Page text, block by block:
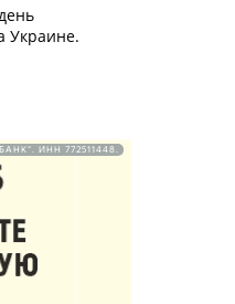
Украине.
ИНН 772511448.